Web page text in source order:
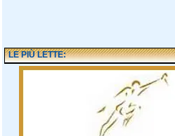
LE PIÙ LETTE: